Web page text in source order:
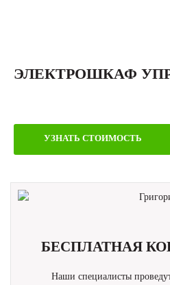
ЭЛЕКТРОШКАФ
УЗНАТЬ СТОИМОСТЬ
БЕСПЛАТНАЯ
Наши специалисты